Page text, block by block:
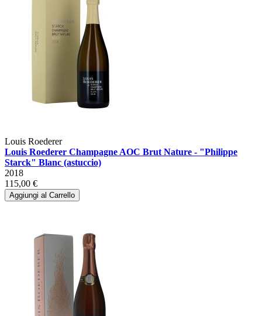
Louis Roederer
Louis Roederer Champagne AOC Brut Nature - "Philippe
Starck" Blanc (astuccio)
2018
115,00 €
Aggiungi al Carrello